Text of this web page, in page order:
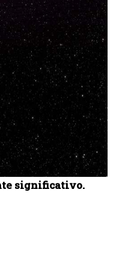
significativo.